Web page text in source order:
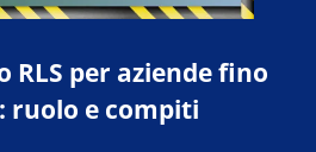
RLS per aziende fino
ruolo e compiti